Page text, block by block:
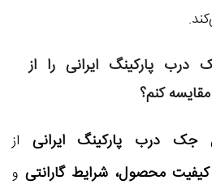
درب پارکینگ ایرانی را از
کنم؟
جک درب پارکینگ ایرانی از
کیفیت محصول، شرایط گارانتی و